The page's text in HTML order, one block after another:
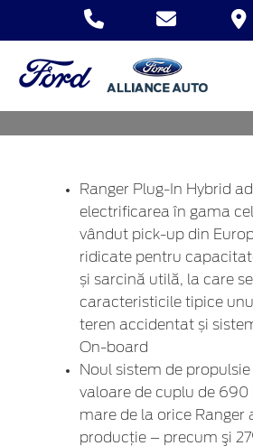
UP-URILOR
EUROPA
Ranger Plug-In Hybrid
electrificarea în gama
vândut pick-up din
ridicate pentru
și sarcină utilă, la care
caracteristicile tipice
teren accidentat și
On-board
Noul sistem de
valoare de cuplu de 690
mare de la orice Ranger
producție – precum şi